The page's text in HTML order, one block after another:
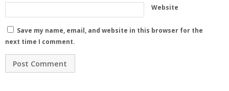
Website
Save my name, email, and website in this browser for the
next time I comment.